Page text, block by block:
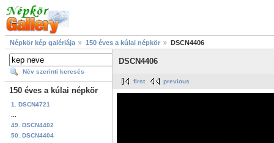
Népkör kép galériája 150 éves a kúlai népkör DSCN4406
Név szerinti keresés
150 éves a kúlai népkör
1. DSCN4721
49. DSCN4402
50. DSCN4404
DSCN4406
first previous